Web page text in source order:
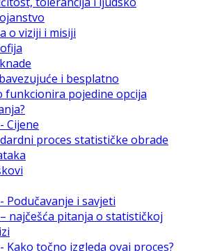
o viziji i misiji
i besplatno
funkcionira pojedine opcija
Cijene
proces statističke obrade
- Podučavanje i savjeti
– najčešća pitanja o statističkoj
- Kako točno izgleda ovaj proces?